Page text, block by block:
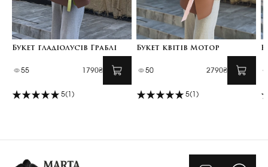
Букет гладіолусів Граблі
55 1790₴
5(1)
Букет квітів Мотор
50 2790₴
5(1)